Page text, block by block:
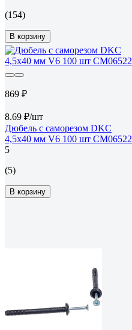
(154)
В корзину
869 ₽
8.69 ₽/шт
Дюбель с саморезом DKC
4,5x40 мм V6 100 шт CM06522
5
(5)
В корзину